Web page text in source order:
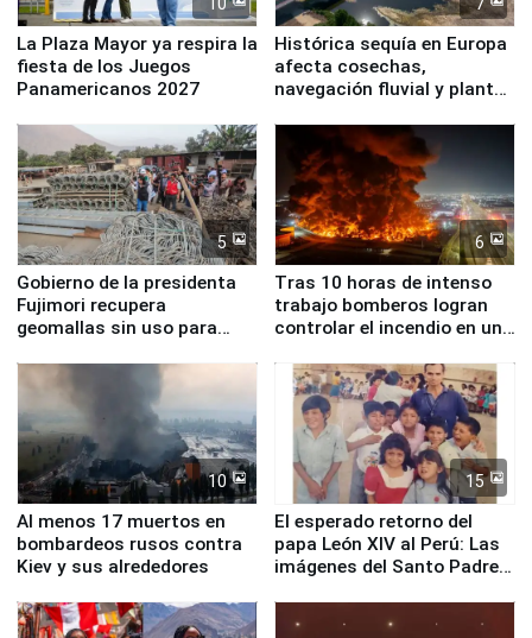
La Plaza Mayor ya respira la
fiesta de los Juegos
Panamericanos 2027
Histórica sequía en Europa
afecta cosechas,
navegación fluvial y plantas
5
Gobierno de la presidenta
Fujimori recupera
geomallas sin uso para
Fenómeno El Niño
6
Tras 10 horas de intenso
trabajo bomberos logran
controlar el incendio en una
de Chile
10
Al menos 17 muertos en
bombardeos rusos contra
Kiev y sus alrededores
15
El esperado retorno del
papa León XIV al Perú: Las
imágenes del Santo Padre